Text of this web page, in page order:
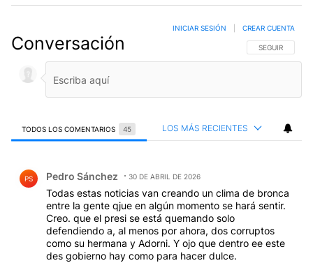
Conversación SIGA ESTA
SEGUIR
INICIAR SESIÓN CREAR CUENTA
TODOS LOS COMENTARIOS 45 LOS MÁS RECIENTES
PS Pedro Sánchez 30 DE ABRIL DE 2026
Todas estas noticias van creando un clima de bronca
entre la gente qjue en algún momento se hará sentir.
Creo. que el presi se está quemando solo
defendiendo a, al menos por ahora, dos corruptos
como su hermana y Adorni. Y ojo que dentro ee este
des gobierno hay como para hacer dulce.